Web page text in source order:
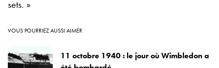
sets. »
VOUS POURRIEZ AUSSI AIMER
11 octobre 1940 : le jour où Wimbledon a